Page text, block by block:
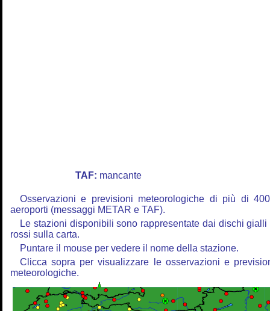
TAF: mancante
Osservazioni e previsioni meteorologiche di più di
aeroporti (messaggi METAR e TAF).
Le stazioni disponibili sono rappresentate dai dischi gialli
rossi sulla carta.
Puntare il mouse per vedere il nome della stazione.
Clicca sopra per visualizzare le osservazioni e
meteorologiche.